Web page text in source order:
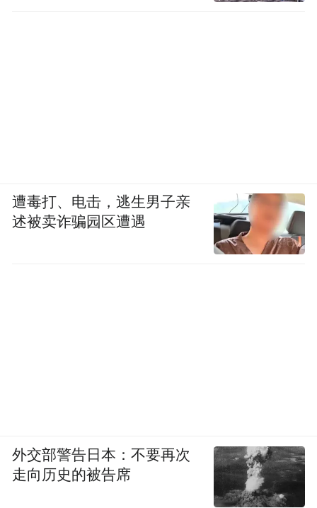
遭毒打、电击，逃生男子亲
述被卖诈骗园区遭遇
外交部警告日本：不要再次
走向历史的被告席